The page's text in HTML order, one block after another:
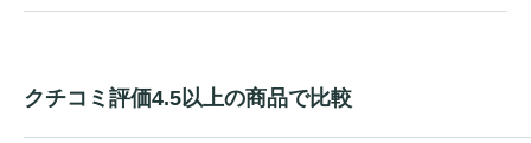
クチコミ評価4.5以上の商品で比較